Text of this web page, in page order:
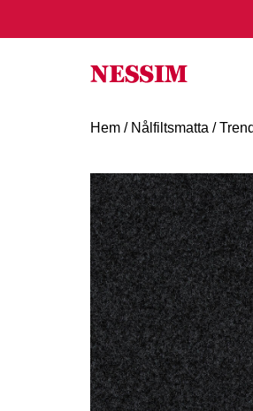
Hem / Nålfiltsmatta /Trend